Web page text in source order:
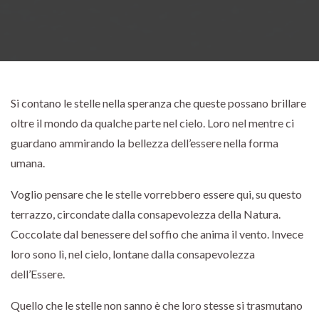
Si contano le stelle nella speranza che queste possano brillare
oltre il mondo da qualche parte nel cielo. Loro nel mentre ci
guardano ammirando la bellezza dell’essere nella forma
umana.
Voglio pensare che le stelle vorrebbero essere qui, su questo
terrazzo, circondate dalla consapevolezza della Natura.
Coccolate dal benessere del soffio che anima il vento. Invece
loro sono lì, nel cielo, lontane dalla consapevolezza
dell’Essere.
Quello che le stelle non sanno è che loro stesse si trasmutano